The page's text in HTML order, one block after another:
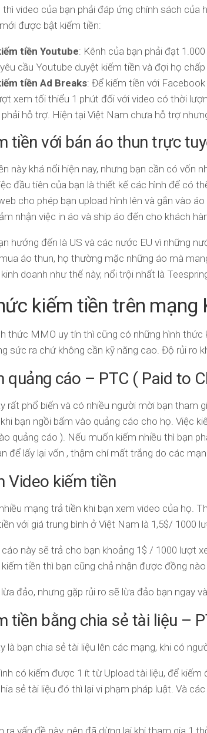
video của bạn phải đáp ứng chính sách của
được bật kiếm tiền:
tiền Youtube: Kênh của bạn phải đạt
cầu Youtube duyệt kiếm tiền và đợi họ
tiền Ad Breaks: Để kiếm tiền với
xem tối thiểu 1 phút đối với video có thời
phải hỗ trợ. Hiện tại Việt Nam chưa hỗ trợ
tiền với bán áo thun trực
này khá nổi hiện nay, nhưng bạn cần có vốn
đầu tiên của bạn là thiết kế các hình để có
cho phép bạn upload hình lên và gắn vào
nhận việc in áo và ship áo đến cho khách
hướng đến là US và các nước EU vì những
áo thun, họ thường mặc những áo mà
doanh như thế này, nổi trội nhất là
kiếm tiền trên mạng
thức MMO uy tín thì cũng có những hình
sức ra chứ không cần kỹ năng cao. Độ rủi ro
quảng cáo – PTC ( Paid to
rất phổ biến và có nhiều người mời bạn tham
bạn ngồi bấm vào quảng cáo cho họ. Việc
quảng cáo ). Nếu muốn kiếm nhiều thì bạn
để lấy lại vốn , thậm chí mất trắng do các
Video kiếm tiền
mạng trả tiền khi bạn xem video của họ.
với giá trung bình ở Việt Nam là 1,5$/ 1000
này sẽ trả cho bạn khoảng 1$ / 1000 lượt
tiền thì bạn cũng chả nhận được đồng
đảo, nhưng gặp rủi ro sẽ lừa đảo bạn ngay
tiền bằng chia sẻ tài liệu –
là bạn chia sẻ tài liệu lên các mạng, khi có
có kiếm được 1 ít từ Upload tài liệu, để
sẻ tài liệu đó thì lại vi phạm pháp luật. Và
ra vấn đề này, nên đã dừng lại khi tham gia 1